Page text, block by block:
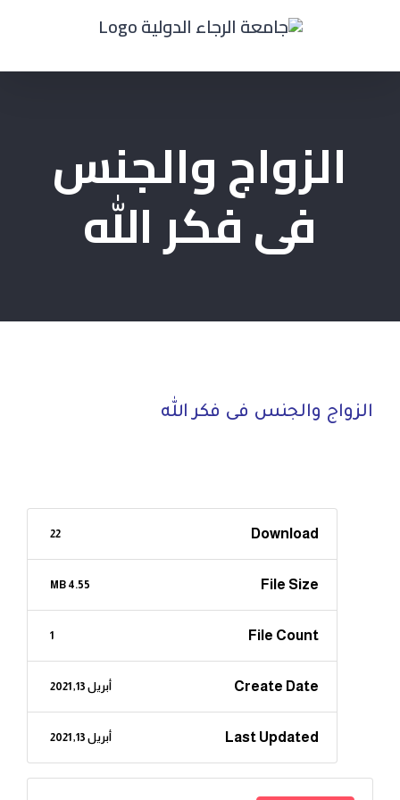
content
الزواج والجنس
فى فكر الله
الزواج والجنس فى فكر الله
Download
22
File Size
4.55 MB
File Count
1
Create Date أبريل 13, 2021
Last Updated أبريل 13, 2021